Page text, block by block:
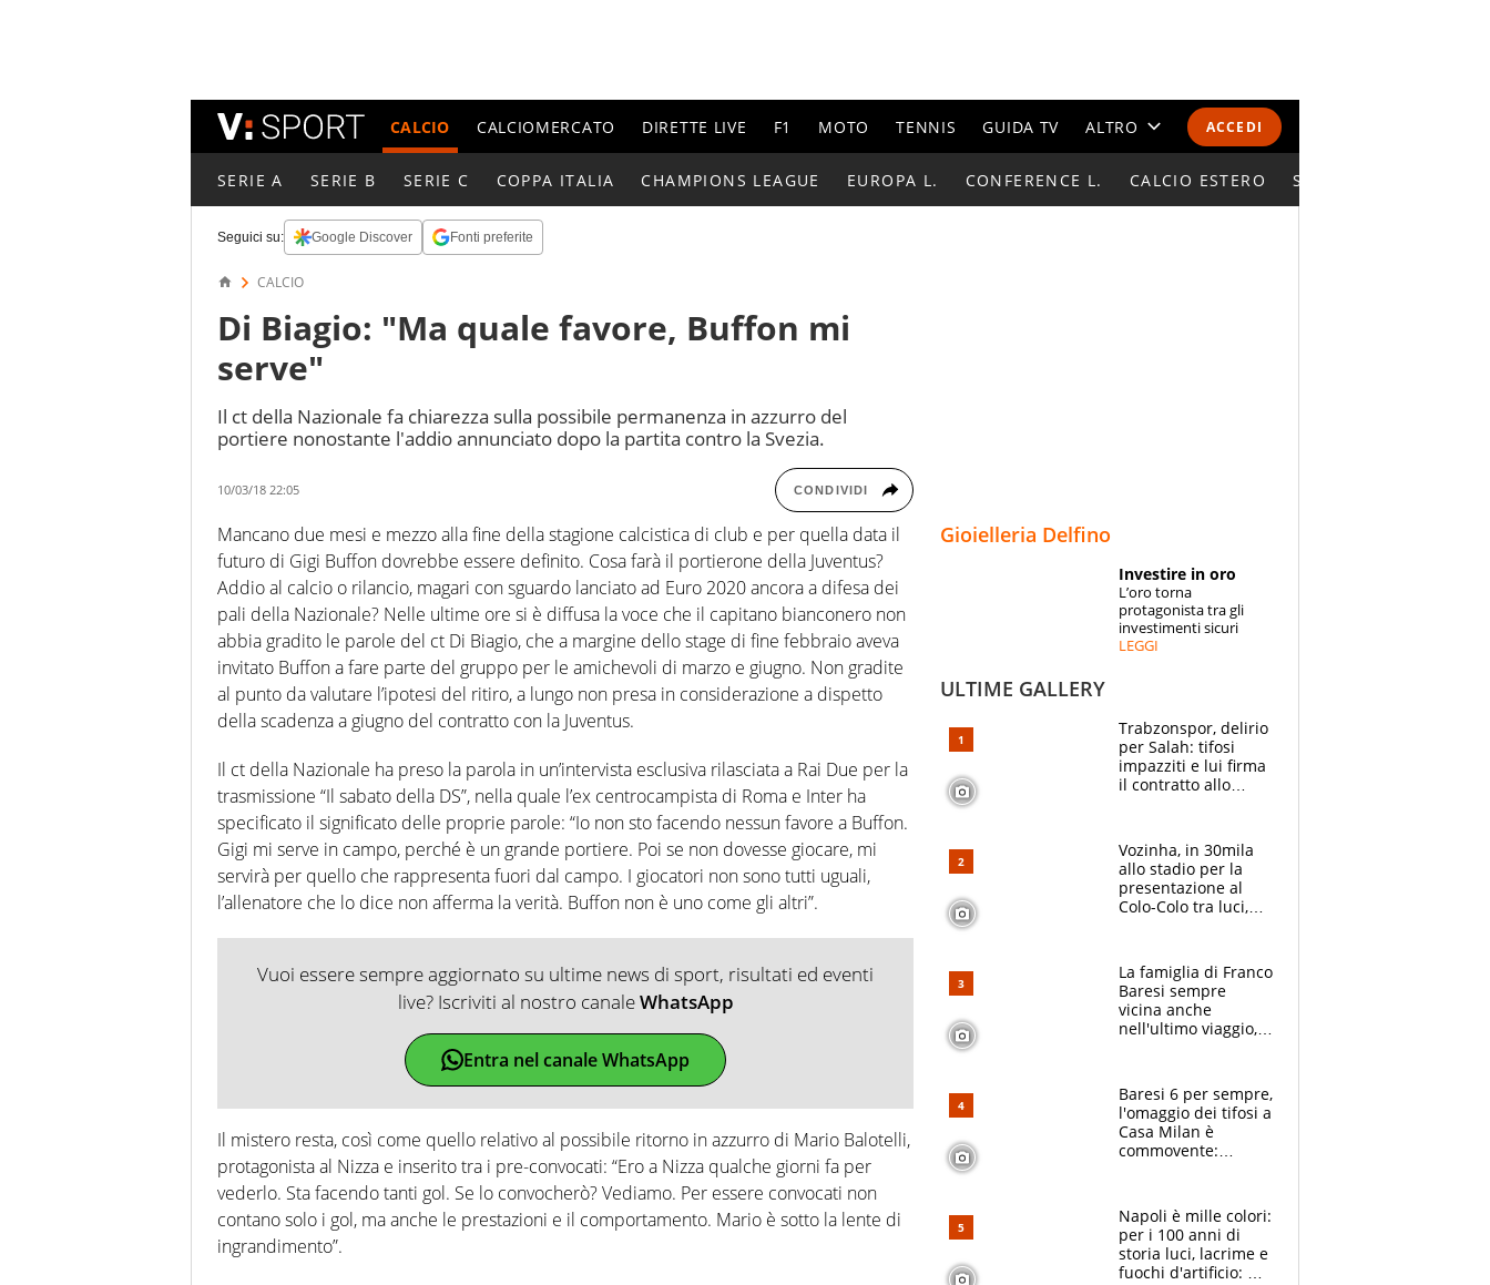
ACCEDI
CALCIO CALCIOMERCATO DIRETTE LIVE F1 MOTO TENNIS GUIDA TV ALTRO
CALENDARI E CLASSIFICHE
ESPERTI
SERIE A SERIE B SERIE C COPPA ITALIA CHAMPIONS LEAGUE EUROPA L. CONFERENCE L. CALCIO ESTERO SUPERCOPPA
Seguici su: Google Discover Fonti preferite
CALCIO
Di Biagio: "Ma quale favore, Buffon mi
serve"
Il ct della Nazionale fa chiarezza sulla possibile permanenza in azzurro del
portiere nonostante l'addio annunciato dopo la partita contro la Svezia.
10/03/18 22:05 CONDIVIDI
Mancano due mesi e mezzo alla fine della stagione calcistica di club e per quella data il
futuro di Gigi Buffon dovrebbe essere definito. Cosa farà il portierone della Juventus?
Addio al calcio o rilancio, magari con sguardo lanciato ad Euro 2020 ancora a difesa dei
pali della Nazionale? Nelle ultime ore si è diffusa la voce che il capitano bianconero non
abbia gradito le parole del ct Di Biagio, che a margine dello stage di fine febbraio aveva
invitato Buffon a fare parte del gruppo per le amichevoli di marzo e giugno. Non gradite
al punto da valutare l’ipotesi del ritiro, a lungo non presa in considerazione a dispetto
della scadenza a giugno del contratto con la Juventus.
Il ct della Nazionale ha preso la parola in un’intervista esclusiva rilasciata a Rai Due per la
trasmissione “Il sabato della DS”, nella quale l’ex centrocampista di Roma e Inter ha
specificato il significato delle proprie parole: “Io non sto facendo nessun favore a Buffon.
Gigi mi serve in campo, perché è un grande portiere. Poi se non dovesse giocare, mi
servirà per quello che rappresenta fuori dal campo. I giocatori non sono tutti uguali,
l’allenatore che lo dice non afferma la verità. Buffon non è uno come gli altri”.
Vuoi essere sempre aggiornato su ultime news di sport, risultati ed eventi
live? Iscriviti al nostro canaleWhatsApp
Entra nel canale WhatsApp
Il mistero resta, così come quello relativo al possibile ritorno in azzurro di Mario Balotelli,
protagonista al Nizza e inserito tra i pre-convocati: “Ero a Nizza qualche giorni fa per
vederlo. Sta facendo tanti gol. Se lo convocherò? Vediamo. Per essere convocati non
contano solo i gol, ma anche le prestazioni e il comportamento. Mario è sotto la lente di
ingrandimento”.
Gioielleria Delfino
Investire in oro
L’oro torna
protagonista tra gli
investimenti sicuri
LEGGI
ULTIME GALLERY
Trabzonspor, delirio
per Salah: tifosi
impazziti e lui firma
il contratto allo
Vozinha, in 30mila
allo stadio per la
presentazione al
Colo-Colo tra luci,
La famiglia di Franco
Baresi sempre
vicina anche
nell'ultimo viaggio,
circondati
dall'affetto dei tifosi
Baresi 6 per sempre,
l'omaggio dei tifosi a
Casa Milan è
commovente:
bigliettini
Napoli è mille colori:
per i 100 anni di
storia luci, lacrime e
fuochi d'artificio: De